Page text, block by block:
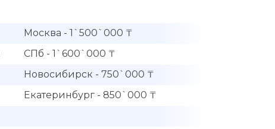
Москва - 1`500`000 ₸
СПб - 1`600`000 ₸
Новосибирск - 750`000 ₸
Екатеринбург - 850`000 ₸